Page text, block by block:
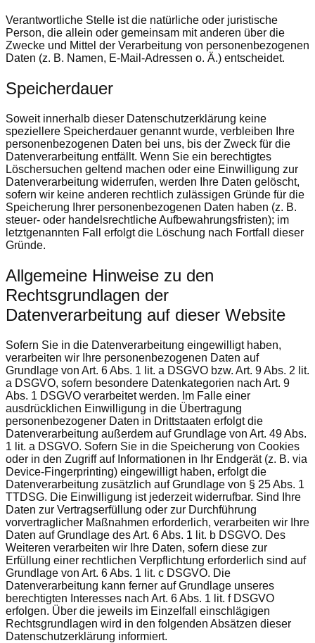
Verantwortliche Stelle ist die natürliche oder juristische
Person, die allein oder gemeinsam mit anderen über die
Zwecke und Mittel der Verarbeitung von personenbezogenen
Daten (z. B. Namen, E-Mail-Adressen o. Ä.) entscheidet.
Speicherdauer
Soweit innerhalb dieser Datenschutzerklärung keine
speziellere Speicherdauer genannt wurde, verbleiben Ihre
personenbezogenen Daten bei uns, bis der Zweck für die
Datenverarbeitung entfällt. Wenn Sie ein berechtigtes
Löschersuchen geltend machen oder eine Einwilligung zur
Datenverarbeitung widerrufen, werden Ihre Daten gelöscht,
sofern wir keine anderen rechtlich zulässigen Gründe für die
Speicherung Ihrer personenbezogenen Daten haben (z. B.
steuer- oder handelsrechtliche Aufbewahrungsfristen); im
letztgenannten Fall erfolgt die Löschung nach Fortfall dieser
Gründe.
Allgemeine Hinweise zu den
Rechtsgrundlagen der
Datenverarbeitung auf dieser Website
Sofern Sie in die Datenverarbeitung eingewilligt haben,
verarbeiten wir Ihre personenbezogenen Daten auf
Grundlage von Art. 6 Abs. 1 lit. a DSGVO bzw. Art. 9 Abs. 2 lit.
a DSGVO, sofern besondere Datenkategorien nach Art. 9
Abs. 1 DSGVO verarbeitet werden. Im Falle einer
ausdrücklichen Einwilligung in die Übertragung
personenbezogener Daten in Drittstaaten erfolgt die
Datenverarbeitung außerdem auf Grundlage von Art. 49 Abs.
1 lit. a DSGVO. Sofern Sie in die Speicherung von Cookies
oder in den Zugriff auf Informationen in Ihr Endgerät (z. B. via
Device-Fingerprinting) eingewilligt haben, erfolgt die
Datenverarbeitung zusätzlich auf Grundlage von § 25 Abs. 1
TTDSG. Die Einwilligung ist jederzeit widerrufbar. Sind Ihre
Daten zur Vertragserfüllung oder zur Durchführung
vorvertraglicher Maßnahmen erforderlich, verarbeiten wir Ihre
Daten auf Grundlage des Art. 6 Abs. 1 lit. b DSGVO. Des
Weiteren verarbeiten wir Ihre Daten, sofern diese zur
Erfüllung einer rechtlichen Verpflichtung erforderlich sind auf
Grundlage von Art. 6 Abs. 1 lit. c DSGVO. Die
Datenverarbeitung kann ferner auf Grundlage unseres
berechtigten Interesses nach Art. 6 Abs. 1 lit. f DSGVO
erfolgen. Über die jeweils im Einzelfall einschlägigen
Rechtsgrundlagen wird in den folgenden Absätzen dieser
Datenschutzerklärung informiert.